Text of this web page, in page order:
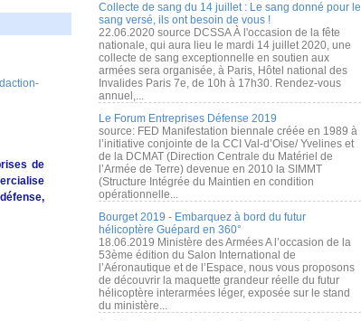
de
Collecte de sang du 14 juillet : Le sang donné pour le
sang versé, ils ont besoin de vous !
22.06.2020 source DCSSA À l'occasion de la fête
nationale, qui aura lieu le mardi 14 juillet 2020, une
collecte de sang exceptionnelle en soutien aux
armées sera organisée, à Paris, Hôtel national des
Invalides Paris 7e, de 10h à 17h30. Rendez-vous
annuel,...
Le Forum Entreprises Défense 2019
source: FED Manifestation biennale créée en 1989 à
l’initiative conjointe de la CCI Val-d’Oise/ Yvelines et
de la DCMAT (Direction Centrale du Matériel de
l’Armée de Terre) devenue en 2010 la SIMMT
(Structure Intégrée du Maintien en condition
opérationnelle...
Bourget 2019 - Embarquez à bord du futur
hélicoptère Guépard en 360°
18.06.2019 Ministère des Armées A l’occasion de la
53ème édition du Salon International de
l’Aéronautique et de l’Espace, nous vous proposons
de découvrir la maquette grandeur réelle du futur
hélicoptère interarmées léger, exposée sur le stand
du ministère...